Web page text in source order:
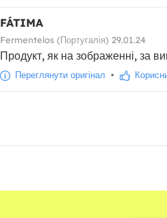
FÁTIMA
Fermentelos (Португалія) 29.01.24
Продукт, як на зображенні, за
Переглянути оригінал •